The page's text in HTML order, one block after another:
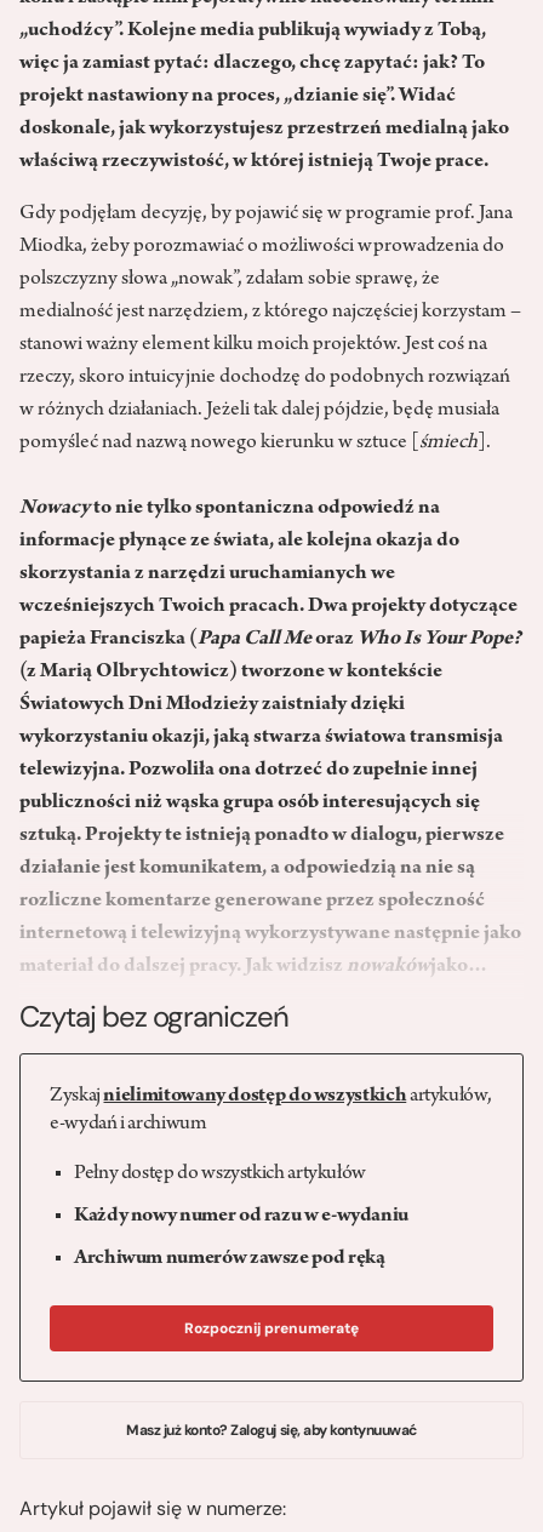
„uchodźcy”. Kolejne media publikują wywiady z Tobą,
więc ja zamiast pytać: dla­czego, chcę zapytać: jak? To
projekt nastawiony na proces, „dzianie się”. Widać
doskonale, jak wykorzystu­jesz przestrzeń medialną jako
wła­ściwą rzeczywistość, w której istnieją Twoje prace.
Gdy podjęłam decyzję, by pojawić się w programie prof. Jana
Miodka, żeby porozmawiać o możliwości wprowadzenia do
polszczyzny słowa „nowak”, zdałam sobie sprawę, że
medialność jest narzędziem, z którego najczęściej korzystam –
stanowi ważny element kilku moich projektów. Jest coś na
rzeczy, skoro intuicyjnie dochodzę do podobnych rozwiązań
w różnych działaniach. Jeżeli tak dalej pójdzie, będę musiała
pomyśleć nad nazwą nowego kierunku w sztuce [ śmiech ].
Nowacyto nie tylko sponta­niczna odpowiedź na
informacje płynące ze świata, ale kolejna okazja do
skorzystania z narzędzi urucha­mianych we
wcześniejszych Twoich pracach. Dwa projekty dotyczące
papieża Franciszka (Papa Call Meoraz Who Is Your Pope?
(z Marią Olbrychtowicz) tworzone w kontekście
Światowych Dni Młodzieży zaistniały dzięki
wykorzystaniu okazji, jaką stwarza światowa trans­misja
telewizyjna. Pozwoliła ona dotrzeć do zupełnie innej
publicz­ności niż wąska grupa osób intere­sujących się
sztuką. Projekty te ist­nieją ponadto w dialogu, pierwsze
działanie jest komunikatem, a odpo­wiedzią na nie są
rozliczne komen­tarze generowane przez społeczność
internetową i telewizyjną wykorzy­stywane następnie jako
materiał do dalszej pracy. Jak widzisz nowakówjako…
Czytaj bez ograniczeń
Zyskajnielimitowany dostęp do wszystkichartykułów,
e-wydań i archiwum
Pełny dostęp do wszystkich artykułów
Każdy nowy numer od razu w e-wydaniu
Archiwum numerów zawsze pod ręką
Rozpocznij prenumeratę
Masz już konto? Zaloguj się, aby kontynuuwać
Artykuł pojawił się w numerze: